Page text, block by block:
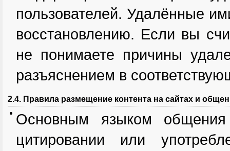
пользователей. Удалённые
восстановлению. Если вы
не понимаете причины
разъяснением в
2.4. Правила размещение контента на сайтах и
Основным языком
цитировании или